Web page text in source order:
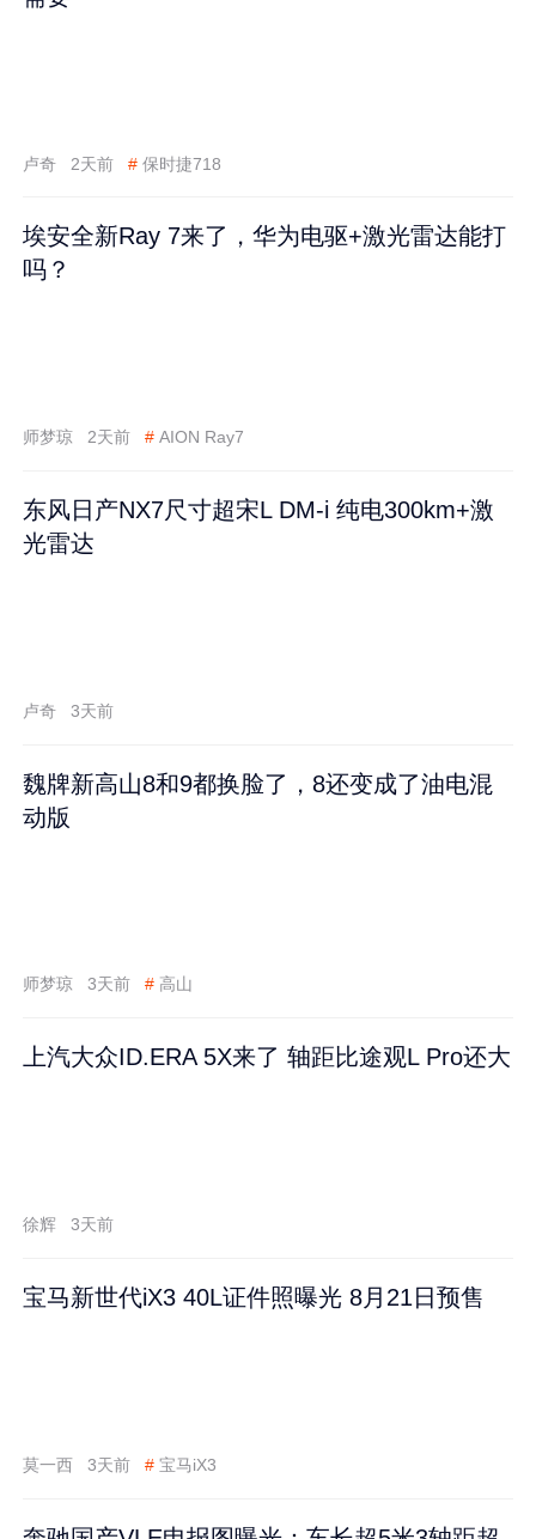
卢奇 2天前 # 保时捷718
埃安全新Ray 7来了，华为电驱+激光雷达能打
吗？
师梦琼 2天前 # AION Ray7
东风日产NX7尺寸超宋L DM-i 纯电300km+激
光雷达
卢奇 3天前
魏牌新高山8和9都换脸了，8还变成了油电混
动版
师梦琼 3天前 # 高山
上汽大众ID.ERA 5X来了 轴距比途观L Pro还大
徐辉 3天前
宝马新世代iX3 40L证件照曝光 8月21日预售
莫一西 3天前 # 宝马iX3